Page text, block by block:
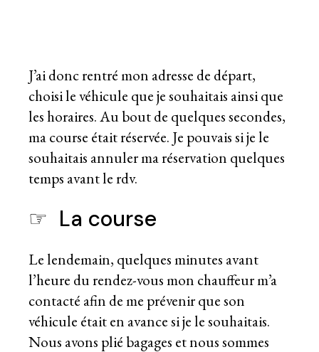
J’ai donc rentré mon adresse de départ,
choisi le véhicule que je souhaitais ainsi que
les horaires. Au bout de quelques secondes,
ma course était réservée. Je pouvais si je le
souhaitais annuler ma réservation quelques
temps avant le rdv.
☞ La course
Le lendemain, quelques minutes avant
l’heure du rendez-vous mon chauffeur m’a
contacté afin de me prévenir que son
véhicule était en avance si je le souhaitais.
Nous avons plié bagages et nous sommes